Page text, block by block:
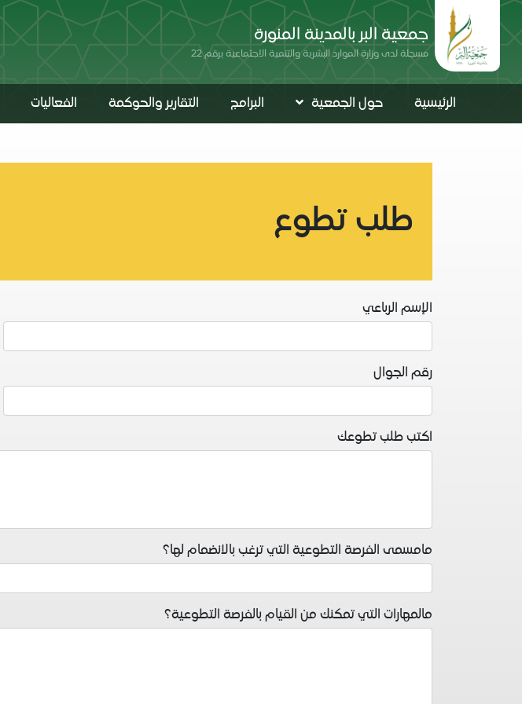
جمعية البر بالمدينة المنورة
مسجلة لدى وزارة الموارد البشرية والتنمية الاجتماعية برقم 22
الرئيسية حول الجمعية البرامج التقارير والحوكمة الفعاليات
طلب تطوع
الإسم الرباعي
رقم الجوال
اكتب طلب تطوعك
مامسمى الفرصة التطوعية التي ترغب بالانضمام لها؟
مالمهارات التي تمكنك من القيام بالفرصة التطوعية؟